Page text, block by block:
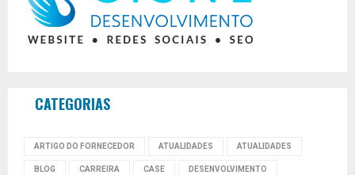
CATEGORIAS
ARTIGO DO FORNECEDOR ATUALIDADES ATUALIDADES
BLOG CARREIRA CASE DESENVOLVIMENTO